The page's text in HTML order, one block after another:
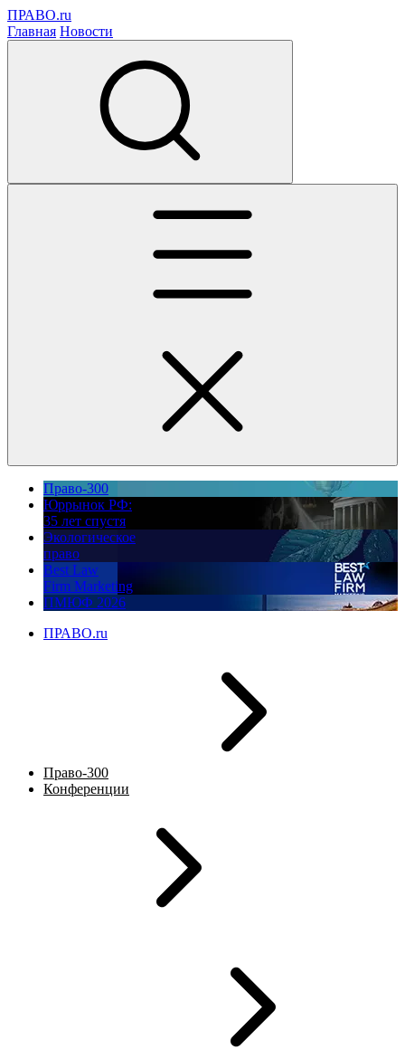
ПРАВО.ru
Главная Новости
Право-300
Юррынок РФ:
35 лет спустя
Экологическое
право
Best Law
Firm Marketing
ПМЮФ 2026
ПРАВО.ru
Право-300
Конференции